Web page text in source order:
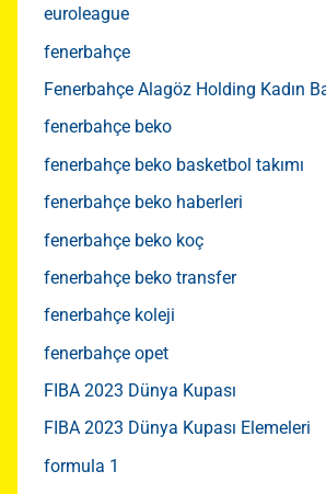
euroleague
fenerbahçe
Fenerbahçe Alagöz Holding Kadın
fenerbahçe beko
fenerbahçe beko basketbol takımı
fenerbahçe beko haberleri
fenerbahçe beko koç
fenerbahçe beko transfer
fenerbahçe koleji
fenerbahçe opet
FIBA 2023 Dünya Kupası
FIBA 2023 Dünya Kupası Elemeleri
formula 1